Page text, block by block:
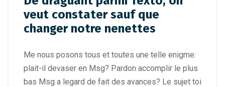
veut constater sauf que
changer notre nenettes
Me nous posons tous et toutes une telle enigme:
plait-il devaser en Msg? Pardon accomplir le plus
bas Msg a legard de fait des avances? Le sujet toi